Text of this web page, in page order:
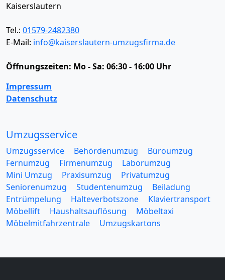
Kaiserslautern
Tel.: 01579-2482380
E-Mail: info@kaiserslautern-umzugsfirma.de
Öffnungszeiten: Mo - Sa: 06:30 - 16:00 Uhr
Impressum
Datenschutz
Umzugsservice
Umzugsservice Behördenumzug
Büroumzug
Fernumzug
Firmenumzug
Laborumzug
Mini Umzug
Praxisumzug
Privatumzug
Seniorenumzug
Studentenumzug
Beiladung
Entrümpelung
Halteverbotszone
Klaviertransport
Möbellift
Haushaltsauflösung
Möbeltaxi
Möbelmitfahrzentrale
Umzugskartons